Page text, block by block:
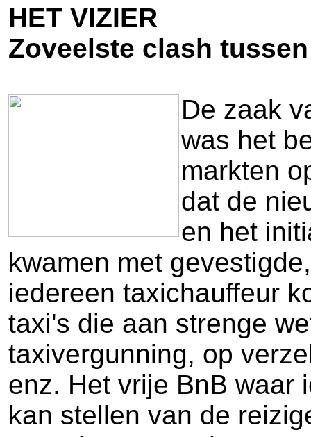
HET VIZIER
Zoveelste clash
De zaak
was het
markten
dat de
en het
kwamen met
iedereen taxichauffeur
taxi's die aan strenge
taxivergunning, op
enz. Het vrije BnB waar
kan stellen van de